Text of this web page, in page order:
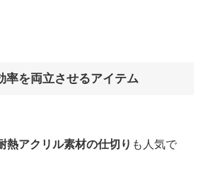
率を両立させるアイテム
熱アクリル素材の仕切り も人気で